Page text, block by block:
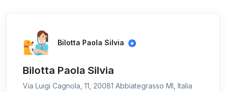
Bilotta Paola Silvia
Bilotta Paola Silvia
Via Luigi Cagnola, 11, 20081 Abbiategrasso MI, Italia